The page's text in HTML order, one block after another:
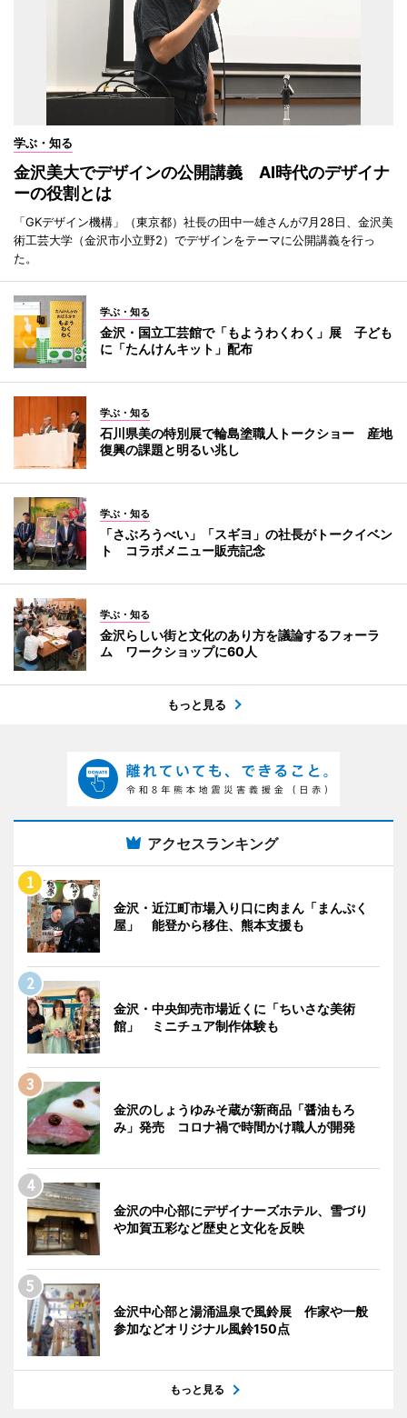
学ぶ・知る
金沢美大でデザインの公開講義 AI時代のデザイナ
ーの役割とは
「GKデザイン機構」（東京都）社長の田中一雄さんが7月28日、金沢美
術工芸大学（金沢市小立野2）でデザインをテーマに公開講義を行っ
た。
学ぶ・知る
金沢・国立工芸館で「もようわくわく」展 子ども
に「たんけんキット」配布
学ぶ・知る
石川県美の特別展で輪島塗職人トークショー 産地
復興の課題と明るい兆し
学ぶ・知る
「さぶろうべい」「スギヨ」の社長がトークイベン
ト コラボメニュー販売記念
学ぶ・知る
金沢らしい街と文化のあり方を議論するフォーラ
ム ワークショップに60人
もっと見る
アクセスランキング
金沢・近江町市場入り口に肉まん「まんぷく
屋」 能登から移住、熊本支援も
金沢・中央卸売市場近くに「ちいさな美術
館」 ミニチュア制作体験も
金沢のしょうゆみそ蔵が新商品「醤油もろ
み」発売 コロナ禍で時間かけ職人が開発
金沢の中心部にデザイナーズホテル、雪づり
や加賀五彩など歴史と文化を反映
金沢中心部と湯涌温泉で風鈴展 作家や一般
参加などオリジナル風鈴150点
もっと見る